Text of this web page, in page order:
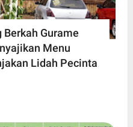
Berkah Gurame
Menu
Lidah Pecinta